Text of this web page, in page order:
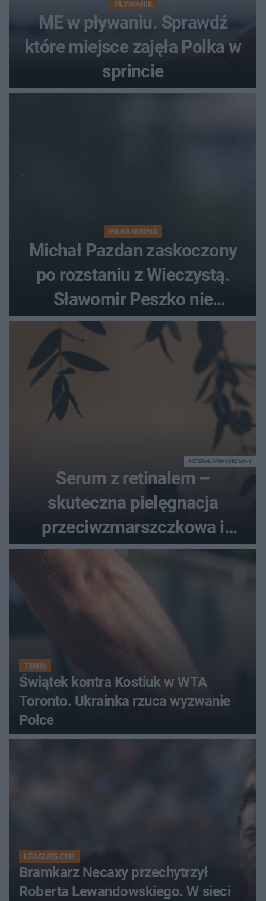
PŁYWANIE
ME w pływaniu. Sprawdź
które miejsce zajęła Polka w
sprincie
PIŁKA NOŻNA
Michał Pazdan zaskoczony
po rozstaniu z Wieczystą.
Sławomir Peszko nie
dotrzymał słowa?
Serum z retinalem –
skuteczna pielęgnacja
przeciwzmarszczkowa i
regenerująca
MATERIAŁ SPONSOROWANY
TENIS
Świątek kontra Kostiuk w WTA
Toronto. Ukrainka rzuca wyzwanie
Polce
LEAGUES CUP
Bramkarz Necaxy przechytrzył
Roberta Lewandowskiego. W sieci